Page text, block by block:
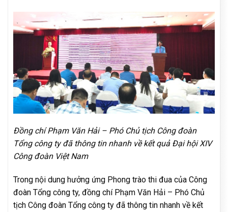
Đồng chí Phạm Văn Hải – Phó Chủ tịch Công đoàn
Tổng công ty đã thông tin nhanh về kết quả Đại hội XIV
Công đoàn Việt Nam
Trong nội dung hưởng ứng Phong trào thi đua của Công
đoàn Tổng công ty, đồng chí Phạm Văn Hải – Phó Chủ
tịch Công đoàn Tổng công ty đã thông tin nhanh về kết